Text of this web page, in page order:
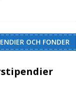
OCH FONDER